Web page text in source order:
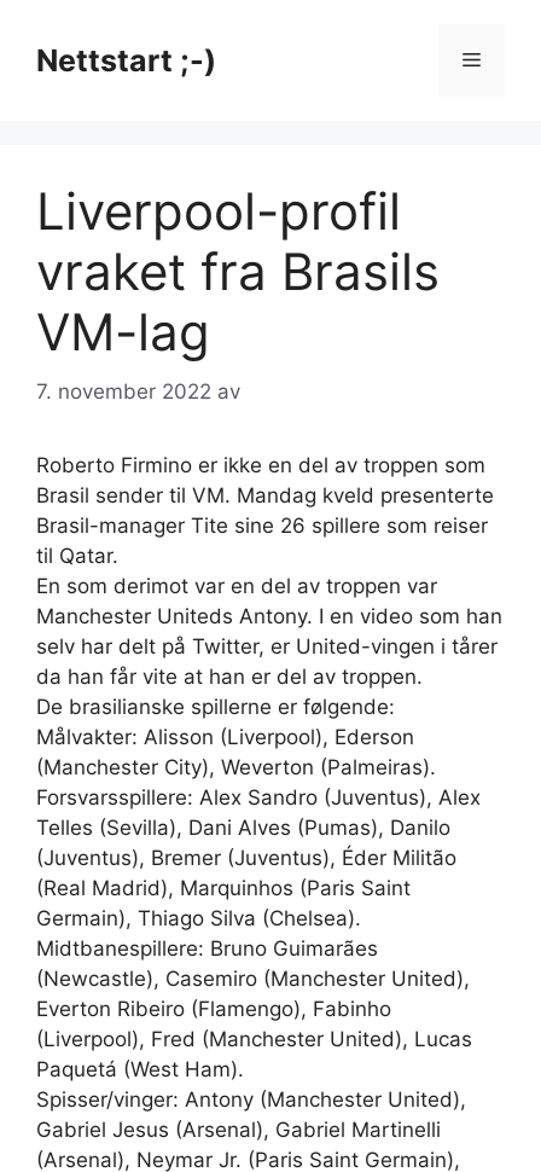
innholdNettstart ;-) Meny
Liverpool-profil
vraket fra Brasils
VM-lag
7. november 2022 av
Roberto Firmino er ikke en del av troppen som
Brasil sender til VM. Mandag kveld presenterte
Brasil-manager Tite sine 26 spillere som reiser
til Qatar.
En som derimot var en del av troppen var
Manchester Uniteds Antony. I en video som han
selv har delt på Twitter, er United-vingen i tårer
da han får vite at han er del av troppen.
De brasilianske spillerne er følgende:
Målvakter: Alisson (Liverpool), Ederson
(Manchester City), Weverton (Palmeiras).
Forsvarsspillere: Alex Sandro (Juventus), Alex
Telles (Sevilla), Dani Alves (Pumas), Danilo
(Juventus), Bremer (Juventus), Éder Militão
(Real Madrid), Marquinhos (Paris Saint
Germain), Thiago Silva (Chelsea).
Midtbanespillere: Bruno Guimarães
(Newcastle), Casemiro (Manchester United),
Everton Ribeiro (Flamengo), Fabinho
(Liverpool), Fred (Manchester United), Lucas
Paquetá (West Ham).
Spisser/vinger: Antony (Manchester United),
Gabriel Jesus (Arsenal), Gabriel Martinelli
(Arsenal), Neymar Jr. (Paris Saint Germain),